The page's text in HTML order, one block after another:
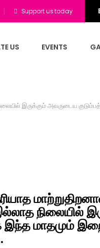
Support us today
US EVENTS
இருக்கும் அவருடைய
நிலையில்
இந்த மாதமும்